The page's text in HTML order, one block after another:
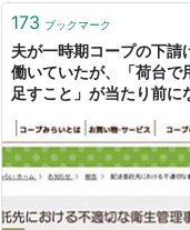
173 ブックマーク
夫が一時期コープの下請
働いていたが、「荷台で
足すこと」が当たり前に
た→注目される「配達員
イレ問題」について意見
ざま